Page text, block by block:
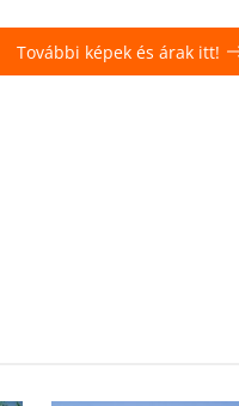
További képek és árak itt!